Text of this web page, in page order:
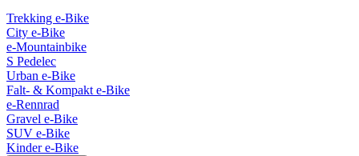
Trekking e-Bike
City e-Bike
e-Mountainbike
S Pedelec
Urban e-Bike
Falt- & Kompakt e-Bike
e-Rennrad
Gravel e-Bike
SUV e-Bike
Kinder e-Bike